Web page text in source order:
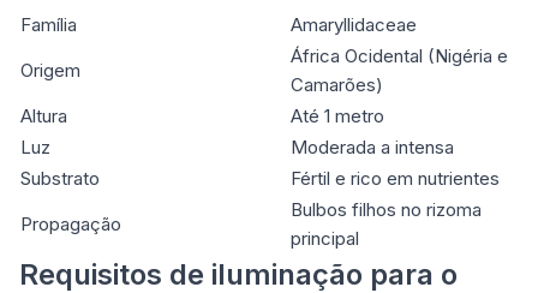
Família
Amaryllidaceae
Origem
África Ocidental (Nigéria e
Camarões)
Altura
Até 1 metro
Luz
Moderada a intensa
Substrato
Fértil e rico em nutrientes
Propagação
Bulbos filhos no rizoma
principal
Requisitos de iluminação para o